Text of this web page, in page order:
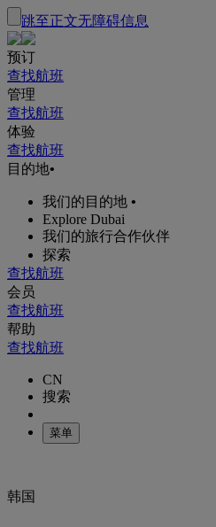
跳至正文无障碍信息
预订
查找航班
管理
查找航班
体验
查找航班
目的地•
我们的目的地 •
Explore Dubai
我们的旅行合作伙伴
探索
查找航班
会员
查找航班
帮助
查找航班
CN
搜索
菜单
韩国